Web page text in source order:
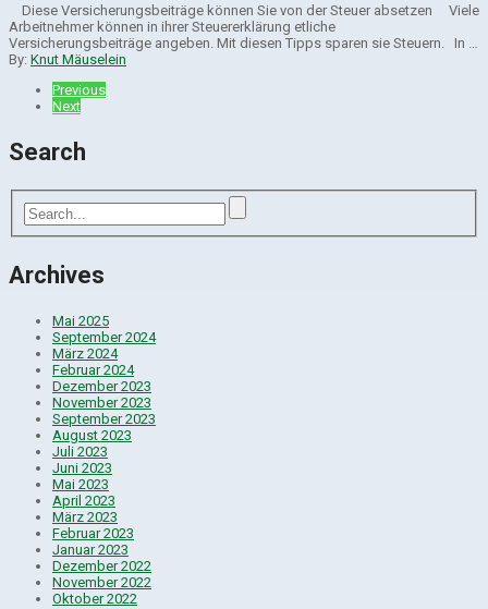
Diese Versicherungsbeiträge kön­nen Sie von der Steuer absetzen Viele
Arbeitnehmer können in ihrer Steuererklärung etliche
Versicherungsbeiträge angeben. Mit diesen Tipps sparen sie Steuern. In …
By: Knut Mäuselein
Previous
Next
Search
Archives
Mai 2025
September 2024
März 2024
Februar 2024
Dezember 2023
November 2023
September 2023
August 2023
Juli 2023
Juni 2023
Mai 2023
April 2023
März 2023
Februar 2023
Januar 2023
Dezember 2022
November 2022
Oktober 2022